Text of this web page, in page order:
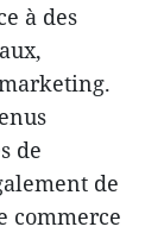
à des
de
de
commerce